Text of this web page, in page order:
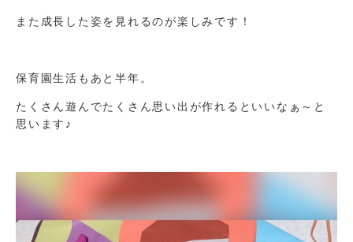
また成長した姿を見れるのが楽しみです！
保育園生活もあと半年。
たくさん遊んでたくさん思い出が作れるといいなぁ～と
思います♪